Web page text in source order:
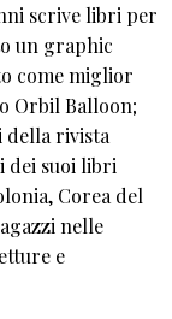
scrive libri per
un graphic
come miglior
Orbil Balloon;
della rivista
dei suoi libri
Corea del
nelle
e